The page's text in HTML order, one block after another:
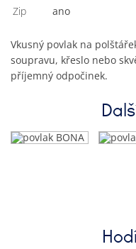
Zip
Ano
Vkusný povlak na
soupravu, křeslo nebo
příjemný odpočinek.